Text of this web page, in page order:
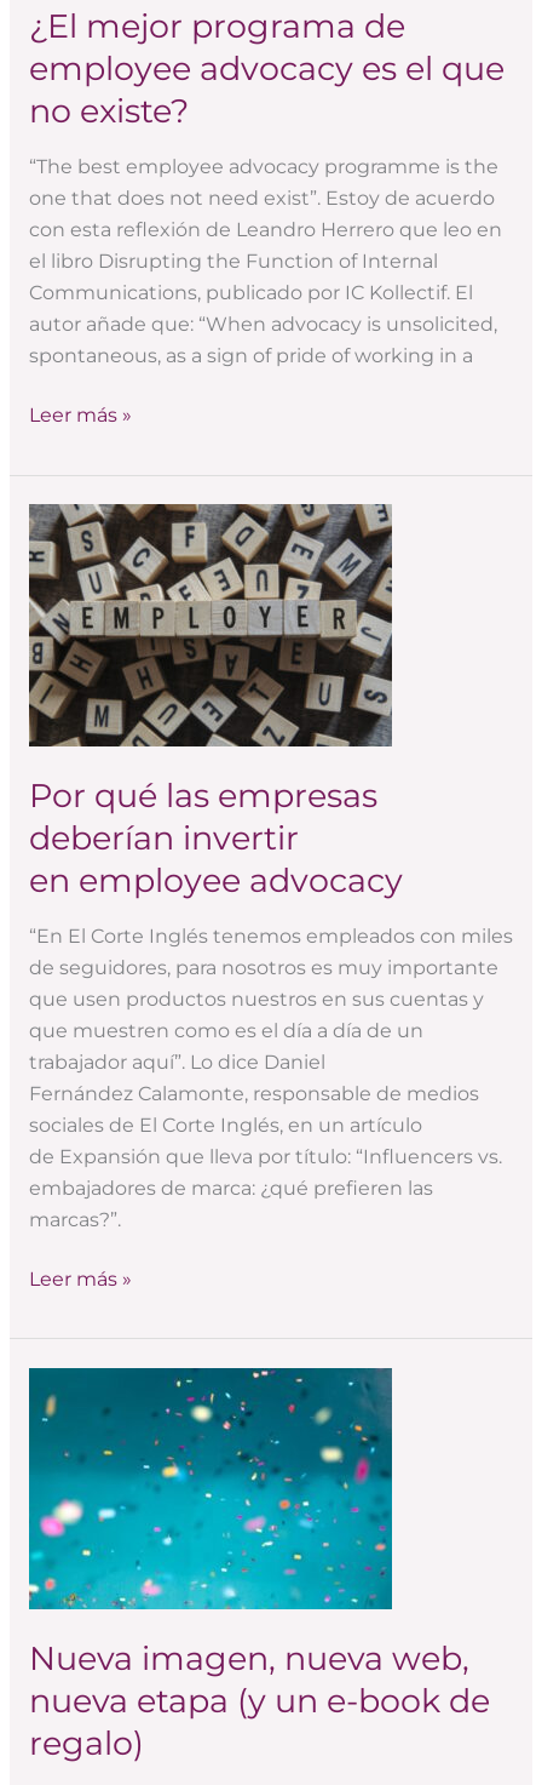
¿El mejor programa de
employee advocacy es el que
no existe?
“The best employee advocacy programme is the
one that does not need exist”. Estoy de acuerdo
con esta reflexión de Leandro Herrero que leo en
el libro Disrupting the Function of Internal
Communications, publicado por IC Kollectif. El
autor añade que: “When advocacy is unsolicited,
spontaneous, as a sign of pride of working in a
¿El
mejor
programa
de
advocacy
es
el
que
no
existe?
Leer más »
Por qué las empresas
deberían invertir
en employee advocacy
“En El Corte Inglés tenemos empleados con miles
de seguidores, para nosotros es muy importante
que usen productos nuestros en sus cuentas y
que muestren como es el día a día de un
trabajador aquí”. Lo dice Daniel
Fernández Calamonte, responsable de medios
sociales de El Corte Inglés, en un artículo
de Expansión que lleva por título: “Influencers vs.
embajadores de marca: ¿qué prefieren las
marcas?”.
Por
qué
las
empresas
deberían
invertir
en employee advocacy
Leer más »
Nueva imagen, nueva web,
nueva etapa (y un e-book de
regalo)
imagen,
nueva
nueva
etapa
un
book
de